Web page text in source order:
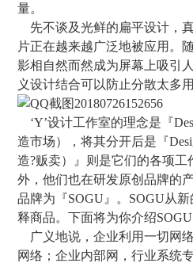
量。
先不谈及光鲜的扁平设计，
片正在越来越广泛地被应用。
影相自然而然成为屏幕上吸引
义设计结合可以防止分散太多
‘Y’设计工作室的理念是『
造市场），将其分开后是『
造?贩卖）』则是它们的各项
外，他们也在研发原创品牌的
品牌为『SOGU』。SOGU从
释商品。下面将为你介绍
广义地说，企业利用一切网
网络；企业内部网，行业系统